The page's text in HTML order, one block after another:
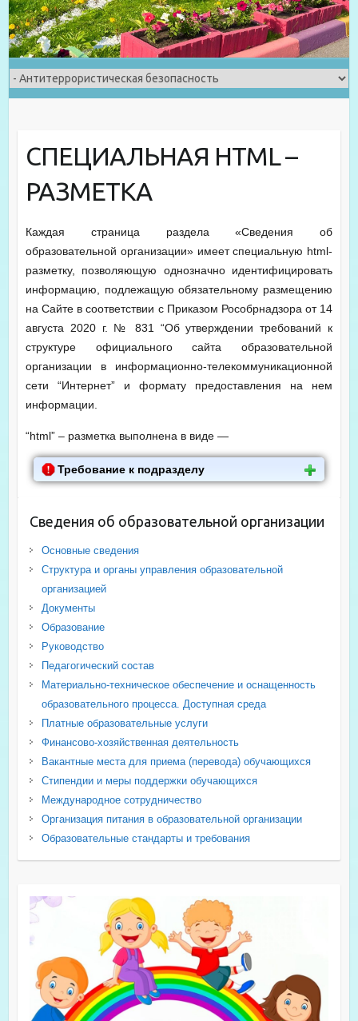
СПЕЦИАЛЬНАЯ HTML –
РАЗМЕТКА
Каждая страница раздела «Сведения об
образовательной организации» имеет специальную html-
разметку, позволяющую однозначно идентифицировать
информацию, подлежащую обязательному размещению
на Сайте в соответствии с Приказом Рособрнадзора от 14
августа 2020 г. № 831 “Об утверждении требований к
структуре официального сайта образовательной
организации в информационно-телекоммуникационной
сети “Интернет” и формату предоставления на нем
информации.
“html” – разметка выполнена в виде —
Требование к подразделу
Сведения об образовательной организации
Основные сведения
Структура и органы управления образовательной
организацией
Документы
Образование
Руководство
Педагогический состав
Материально-техническое обеспечение и оснащенность
образовательного процесса. Доступная среда
Платные образовательные услуги
Финансово-хозяйственная деятельность
Вакантные места для приема (перевода) обучающихся
Стипендии и меры поддержки обучающихся
Международное сотрудничество
Организация питания в образовательной организации
Образовательные стандарты и требования